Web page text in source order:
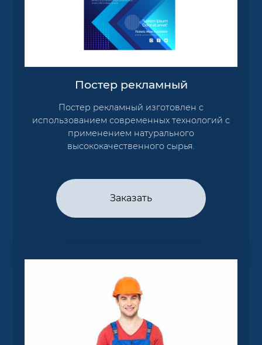
Постер рекламный
Постер рекламный изготовлен с
использованием современных технологий с
применением натурального
высококачественного сырья.
Заказать